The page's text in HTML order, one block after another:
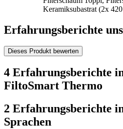
Keramiksubastrat (2x
Erfahrungsberichte
Dieses Produkt bewerten
4 Erfahrungsberichte
FiltoSmart Thermo
2 Erfahrungsberichte
Sprachen